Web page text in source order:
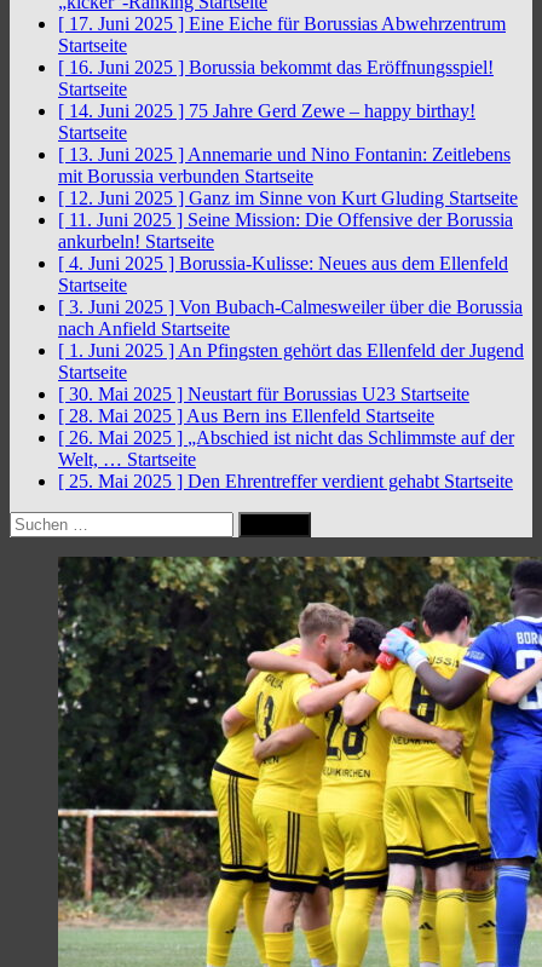
[ 17. Juni 2025 ] Eine Eiche für Borussias Abwehrzentrum
Startseite
[ 16. Juni 2025 ] Borussia bekommt das Eröffnungsspiel!
Startseite
[ 14. Juni 2025 ] 75 Jahre Gerd Zewe – happy birthay!
Startseite
[ 13. Juni 2025 ] Annemarie und Nino Fontanin: Zeitlebens
mit Borussia verbunden Startseite
[ 12. Juni 2025 ] Ganz im Sinne von Kurt Gluding Startseite
[ 11. Juni 2025 ] Seine Mission: Die Offensive der Borussia
ankurbeln! Startseite
[ 4. Juni 2025 ] Borussia-Kulisse: Neues aus dem Ellenfeld
Startseite
[ 3. Juni 2025 ] Von Bubach-Calmesweiler über die Borussia
nach Anfield Startseite
[ 1. Juni 2025 ] An Pfingsten gehört das Ellenfeld der Jugend
Startseite
[ 30. Mai 2025 ] Neustart für Borussias U23 Startseite
[ 28. Mai 2025 ] Aus Bern ins Ellenfeld Startseite
[ 26. Mai 2025 ] „Abschied ist nicht das Schlimmste auf der
Welt, … Startseite
[ 25. Mai 2025 ] Den Ehrentreffer verdient gehabt Startseite
Suchen
nach: